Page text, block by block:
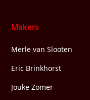
Makers
Merle van Slooten
Eric Brinkhorst
Jouke Zomer